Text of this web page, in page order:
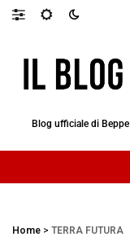
Blog ufficiale di
Home > TERRA FUTURA